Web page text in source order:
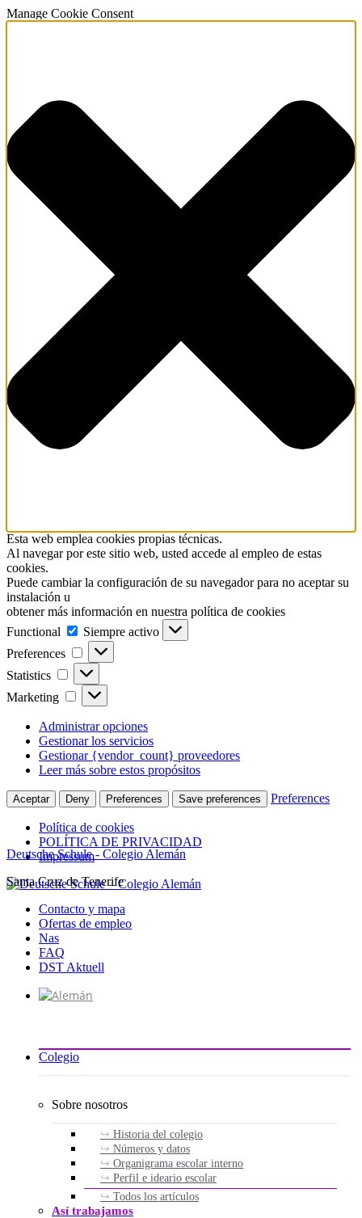
Manage Cookie Consent
Esta web emplea cookies propias técnicas.
Al navegar por este sitio web, usted accede al empleo de estas
cookies.
Puede cambiar la configuración de su navegador para no aceptar su
instalación u
obtener más información en nuestra política de cookies
Functional
Functional
Siempre activo
Preferences
Preferences
Statistics Statistics
Marketing Marketing
Administrar opciones
Gestionar los servicios
Gestionar {vendor_count} proveedores
Leer más sobre estos propósitos
Aceptar Deny Preferences Save preferences Preferences
Política de cookies
POLÍTICA DE PRIVACIDAD
Impressum
Ir
contenido
Deutsche Schule - Colegio Alemán
Santa Cruz de Tenerife
Contacto y mapa
Ofertas de empleo
Nas
FAQ
DST Aktuell
Colegio
Sobre nosotros
Historia del colegio
Números y datos
Organigrama escolar interno
Perfil e ideario escolar
Todos los artículos
Así trabajamos